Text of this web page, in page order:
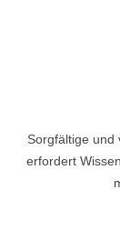
Sorgfältige und
erfordert